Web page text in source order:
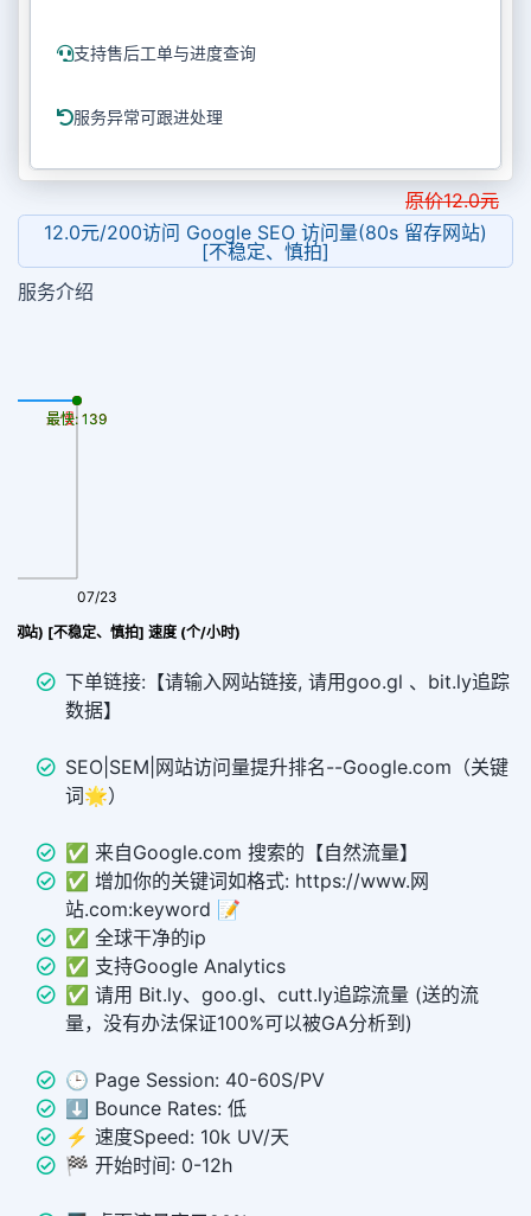
支持售后工单与进度查询
服务异常可跟进处理
原价12.0元
12.0元/200访问 Google SEO 访问量(80s 留存网站)
[不稳定、慎拍]
服务介绍
SEO 访问量(80s 留存网站) [不稳定、慎拍] 速度 (个/小时)
07/23
最慢: 139
最快: 139
下单链接:【请输入网站链接, 请用goo.gl 、bit.ly追踪
数据】
SEO|SEM|网站访问量提升排名--Google.com（关键
词🌟）
✅ 来自Google.com 搜索的【自然流量】
✅ 增加你的关键词如格式: https://www.网
站.com:keyword 📝
✅ 全球干净的ip
✅ 支持Google Analytics
✅ 请用 Bit.ly、goo.gl、cutt.ly追踪流量 (送的流
量，没有办法保证100%可以被GA分析到)
🕒 Page Session: 40-60S/PV
⬇️ Bounce Rates: 低
⚡️ 速度Speed: 10k UV/天
🏁 开始时间: 0-12h